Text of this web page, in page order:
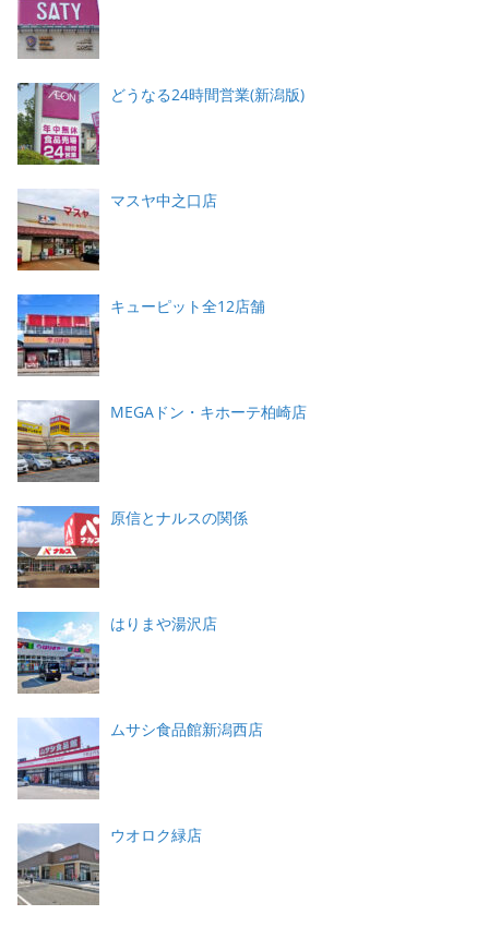
どうなる24時間営業(新潟版)
マスヤ中之口店
キューピット全12店舗
MEGAドン・キホーテ柏崎店
原信とナルスの関係
はりまや湯沢店
ムサシ食品館新潟西店
ウオロク緑店